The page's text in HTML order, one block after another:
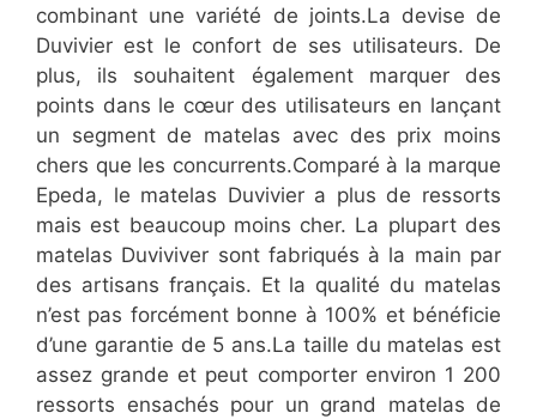
combinant une variété de joints.La devise de
Duvivier est le confort de ses utilisateurs. De
plus, ils souhaitent également marquer des
points dans le cœur des utilisateurs en lançant
un segment de matelas avec des prix moins
chers que les concurrents.Comparé à la marque
Epeda, le matelas Duvivier a plus de ressorts
mais est beaucoup moins cher. La plupart des
matelas Duviviver sont fabriqués à la main par
des artisans français. Et la qualité du matelas
n’est pas forcément bonne à 100% et bénéficie
d’une garantie de 5 ans.La taille du matelas est
assez grande et peut comporter environ 1 200
ressorts ensachés pour un grand matelas de